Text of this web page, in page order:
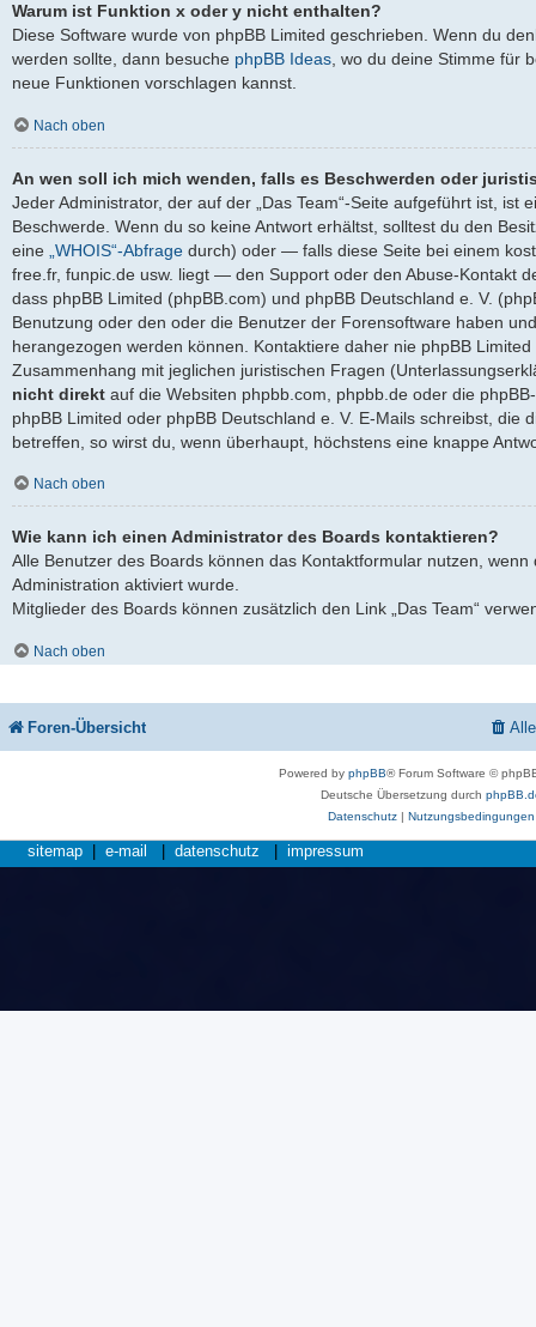
Warum ist Funktion x oder y nicht enthalten?
Diese Software wurde von phpBB Limited geschrieben. Wenn du
werden sollte, dann besuche phpBB Ideas, wo du deine Stimme für
neue Funktionen vorschlagen kannst.
Nach oben
An wen soll ich mich wenden, falls es Beschwerden oder
Jeder Administrator, der auf der „Das Team“-Seite aufgeführt ist, ist
Beschwerde. Wenn du so keine Antwort erhältst, solltest du den
eine „WHOIS“-Abfrage durch) oder — falls diese Seite bei einem
free.fr, funpic.de usw. liegt — den Support oder den Abuse-Kontakt
dass phpBB Limited (phpBB.com) und phpBB Deutschland e. V.
Benutzung oder den oder die Benutzer der Forensoftware haben
herangezogen werden können. Kontaktiere daher nie phpBB
Zusammenhang mit jeglichen juristischen Fragen
nicht direkt auf die Websiten phpbb.com, phpbb.de oder die
phpBB Limited oder phpBB Deutschland e. V. E-Mails schreibst, die
betreffen, so wirst du, wenn überhaupt, höchstens eine knappe
Nach oben
Wie kann ich einen Administrator des Boards kontaktieren?
Alle Benutzer des Boards können das Kontaktformular nutzen,
Administration aktiviert wurde.
Mitglieder des Boards können zusätzlich den Link „Das Team“
Nach oben
Foren-Übersicht
Powered byphpBB® Forum Software ©
Deutsche Übersetzung durch
Datenschutz| Nutzungsbedingungen
sitemap | e-mail | datenschutz | impressum